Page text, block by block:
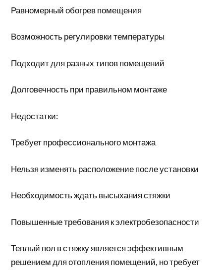
Равномерный обогрев помещения
Возможность регулировки температуры
Подходит для разных типов помещений
Долговечность при правильном монтаже
Недостатки:
Требует профессионального монтажа
Нельзя изменять расположение после установки
Необходимость ждать высыхания стяжки
Повышенные требования к электробезопасности
Теплый пол в стяжку является эффективным
решением для отопления помещений, но требует